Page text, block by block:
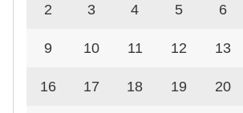
2 3 4 5 6
9 10 11 12 13
16 17 18 19 20